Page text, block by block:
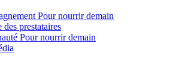
Pour nourrir demain
des prestataires
Pour nourrir demain